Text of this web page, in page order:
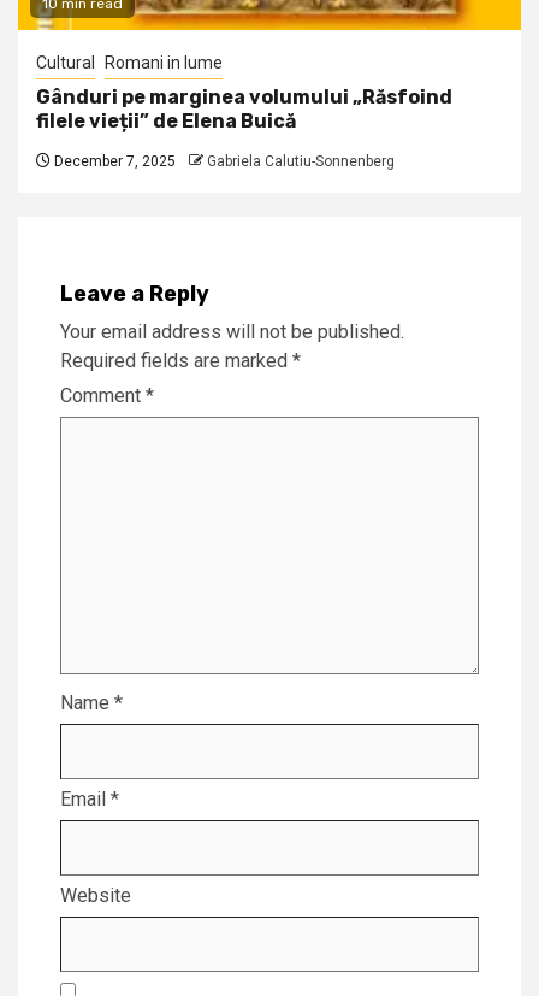
10 min read
Cultural Romani in lume
Gânduri pe marginea volumului „Răsfoind
filele vieții” de Elena Buică
December 7, 2025 Gabriela Calutiu-Sonnenberg
Leave a Reply
Your email address will not be published.
Required fields are marked *
Comment *
Name *
Email *
Website